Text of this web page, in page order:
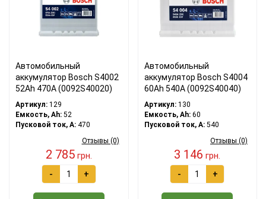
Автомобильный
аккумулятор Bosch S4002
52Ah 470A (0092S40020)
Артикул: 129
Емкость, Ah: 52
Пусковой ток, A: 470
Отзывы (0)
2 785грн.
- +
Автомобильный
аккумулятор Bosch S4004
60Ah 540A (0092S40040)
Артикул:130
Емкость, Ah:60
Пусковой ток, A:540
Отзывы (0)
3 146 грн.
- +